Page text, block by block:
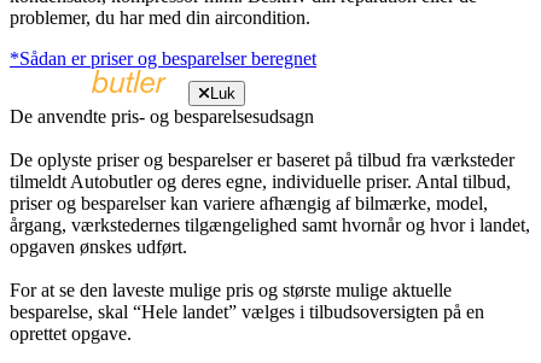
problemer, du har med din aircondition.
*Sådan er priser og besparelser beregnet
Luk
De anvendte pris- og besparelsesudsagn
De oplyste priser og besparelser er baseret på tilbud fra værksteder
tilmeldt Autobutler og deres egne, individuelle priser. Antal tilbud,
priser og besparelser kan variere afhængig af bilmærke, model,
årgang, værkstedernes tilgængelighed samt hvornår og hvor i landet,
opgaven ønskes udført.
For at se den laveste mulige pris og største mulige aktuelle
besparelse, skal “Hele landet” vælges i tilbudsoversigten på en
oprettet opgave.